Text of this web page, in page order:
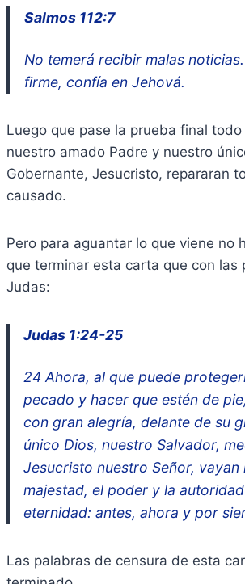
Salmos 112:7
No temerá recibir malas
firme, confía en Jehová.
Luego que pase la prueba final
nuestro amado Padre y nuestro
Gobernante, Jesucristo, repararan
causado.
Pero para aguantar lo que viene no
que terminar esta carta que con las
Judas:
Judas 1:24-25
24 Ahora, al que puede
pecado y hacer que estén de
con gran alegría, delante de su
único Dios, nuestro Salvador,
Jesucristo nuestro Señor, vayan
majestad, el poder y la
eternidad: antes, ahora y por
Las palabras de censura de esta